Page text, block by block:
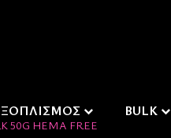
BULK
50G HEMA FREE